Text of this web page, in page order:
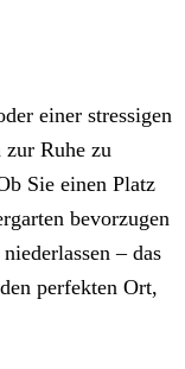
einer stressigen
zur Ruhe zu
Sie einen Platz
bevorzugen
– das
perfekten Ort,